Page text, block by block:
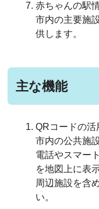
赤ちゃんの駅
市内の主要施
供します。
主な機能
QRコードの活
市内の公共施
電話やスマー
を地図上に表
周辺施設を含
い。